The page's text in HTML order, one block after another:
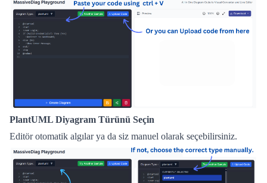
PlantUML Diyagram Türünü Seçin
Editör otomatik algılar ya da siz manuel olarak seçebilirsiniz.